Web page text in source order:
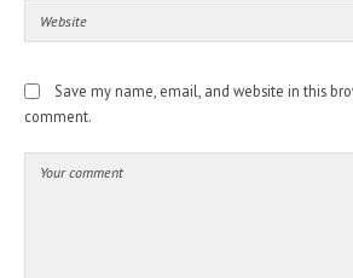
Save my name, email, and website in this
comment.